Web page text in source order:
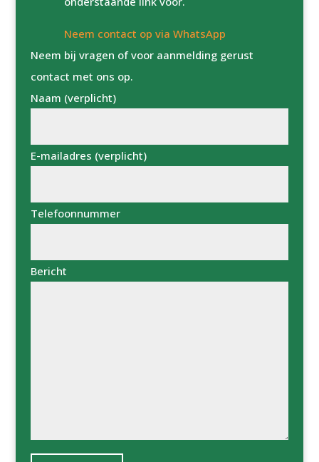
Neem contact op via WhatsApp
Neem bij vragen of voor aanmelding gerust
contact met ons op.
Naam (verplicht)
E-mailadres (verplicht)
Telefoonnummer
Bericht